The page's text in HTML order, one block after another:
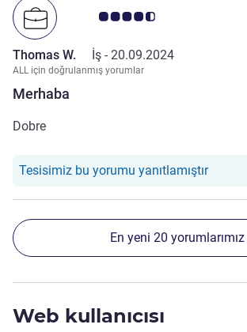
Merhaba
Avis müşterileri puanı 4.5/5
Thomas W. İş - 20.09.2024
ALL için doğrulanmış yorumlar
Dobre
Tesisimiz bu yorumu yanıtlamıştır
En yeni 20 yorumlarımız
Web kullanıcısı